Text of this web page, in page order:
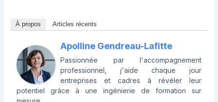
À propos Articles récents
Apolline Gendreau-Lafitte
Passionnée par l'accompagnement
professionnel, j'aide chaque jour
entreprises et cadres à révéler leur
potentiel grâce à une ingénierie de formation sur